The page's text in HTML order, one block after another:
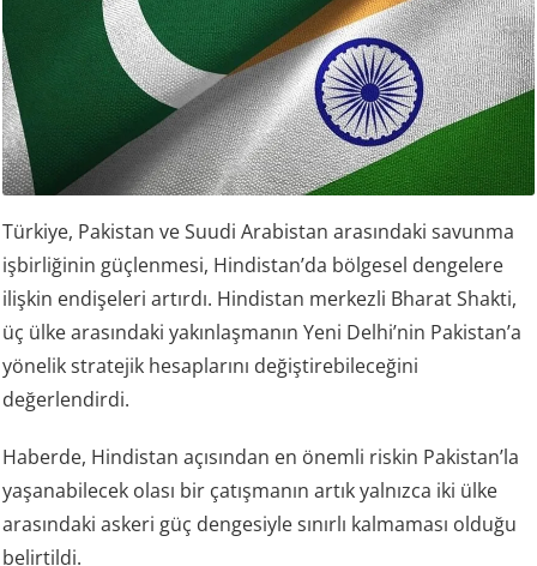
Türkiye, Pakistan ve Suudi Arabistan arasındaki savunma
işbirliğinin güçlenmesi, Hindistan’da bölgesel dengelere
ilişkin endişeleri artırdı. Hindistan merkezli Bharat Shakti,
üç ülke arasındaki yakınlaşmanın Yeni Delhi’nin Pakistan’a
yönelik stratejik hesaplarını değiştirebileceğini
değerlendirdi.
Haberde, Hindistan açısından en önemli riskin Pakistan’la
yaşanabilecek olası bir çatışmanın artık yalnızca iki ülke
arasındaki askeri güç dengesiyle sınırlı kalmaması olduğu
belirtildi.